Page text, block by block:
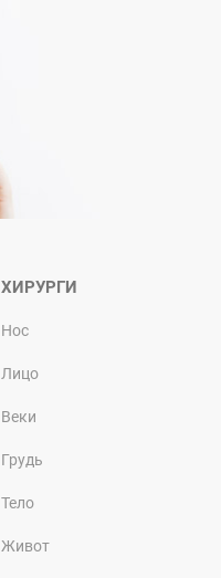
ХИРУРГИ
Нос
Лицо
Веки
Грудь
Тело
Живот